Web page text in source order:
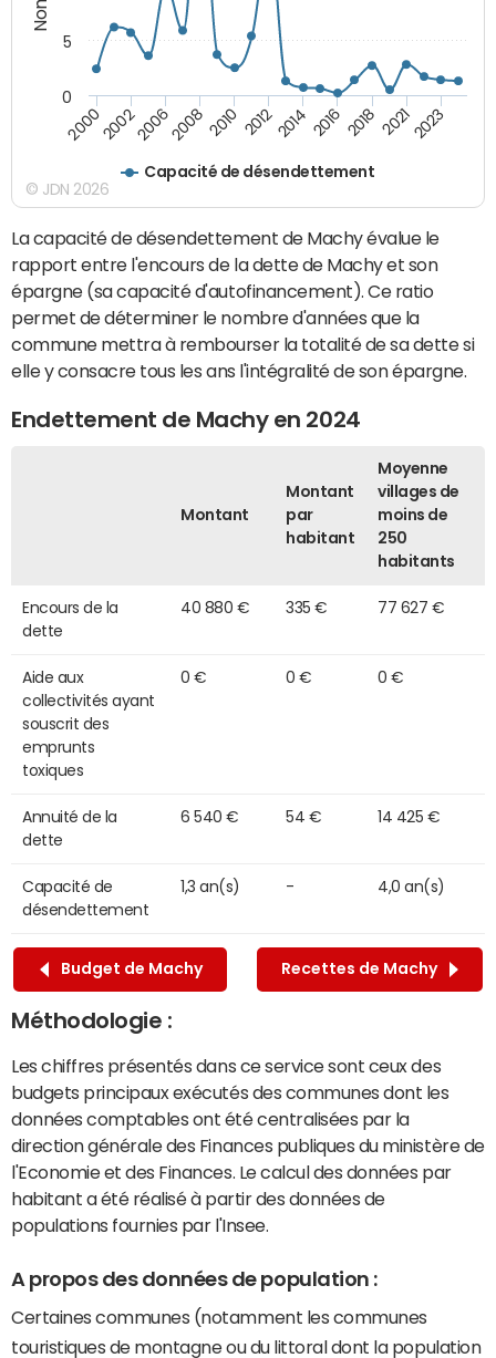
Capacité de désendettement
20002002200620082010 20122014 2016 2018 20212023
0
5
© JDN 2026
La capacité de désendettement de Machy évalue le
rapport entre l'encours de la dette de Machy et son
épargne (sa capacité d'autofinancement). Ce ratio
permet de déterminer le nombre d'années que la
commune mettra à rembourser la totalité de sa dette si
elle y consacre tous les ans l'intégralité de son épargne.
Endettement de Machy en 2024
Montant
Montant
par
habitant
Moyenne
villages de
moins de
250
habitants
Encours de la
dette
40 880 € 335 € 77 627 €
Aide aux
collectivités ayant
souscrit des
emprunts
toxiques
0 € 0 € 0 €
Annuité de la
dette
6 540 € 54 € 14 425 €
Capacité de
désendettement
1,3 an(s) - 4,0 an(s)
Budget de Machy Recettes de Machy
Méthodologie :
Les chiffres présentés dans ce service sont ceux des
budgets principaux exécutés des communes dont les
données comptables ont été centralisées par la
direction générale des Finances publiques du ministère de
l'Economie et des Finances. Le calcul des données par
habitant a été réalisé à partir des données de
populations fournies par l'Insee.
A propos des données de population :
Certaines communes (notamment les communes
touristiques de montagne ou du littoral dont la population